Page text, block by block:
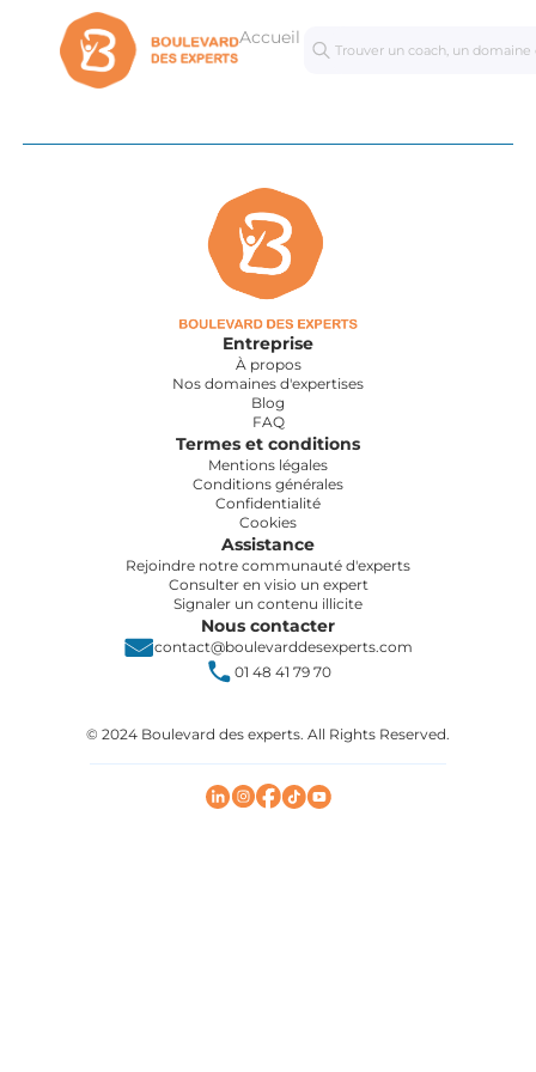
Accueil
Séances
personnalisées
Entreprise
À propos
Nos domaines d'expertises
Blog
FAQ
Termes et conditions
Mentions légales
Conditions générales
Confidentialité
Cookies
Assistance
Rejoindre notre communauté d'experts
Consulter en visio un expert
Signaler un contenu illicite
Nous contacter
contact@boulevarddesexperts.com
01 48 41 79 70
© 2024 Boulevard des experts. All Rights Reserved.